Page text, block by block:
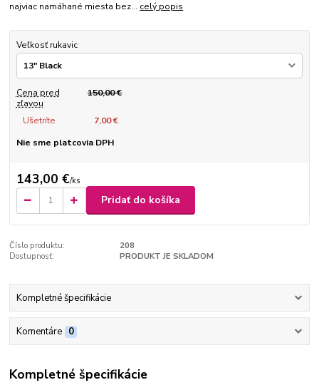
najviac namáhané miesta bez... celý popis
Veľkosť rukavic
Cena pred
zľavou
150,00 €
Ušetríte
7,00 €
Nie sme platcovia DPH
143,00 €/ks
Pridať do košíka
Číslo produktu:
208
Dostupnosť:
PRODUKT JE SKLADOM
Kompletné špecifikácie
Komentáre 0
Kompletné špecifikácie